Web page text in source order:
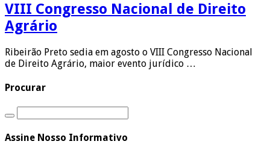
VIII Congresso Nacional de Direito
Agrário
Ribeirão Preto sedia em agosto o VIII Congresso Nacional
de Direito Agrário, maior evento jurídico …
Procurar
Assine Nosso Informativo